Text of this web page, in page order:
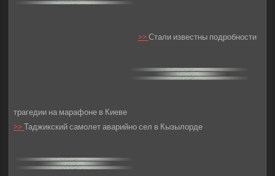
>>Стали известны подробности
трагедии на марафоне в Киеве
>>Таджикский самолет аварийно сел в Кызылорде